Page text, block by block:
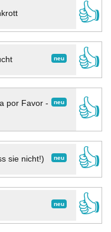
👍
neu
👍
neu
por Favor -
👍
neu
sie nicht!)
👍
neu
👍